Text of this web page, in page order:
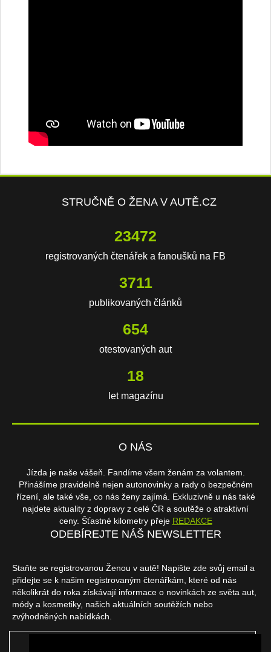
STRUČNĚ O ŽENA V AUTĚ.CZ
23472
registrovaných čtenářek a fanoušků na FB
3711
publikovaných článků
654
otestovaných aut
18
let magazínu
O NÁS
Jízda je naše vášeň. Fandíme všem ženám za volantem.
Přinášíme pravidelně nejen autonovinky a rady o bezpečném
řízení, ale také vše, co nás ženy zajímá. Exkluzivně u nás také
najdete aktuality z dopravy z celé ČR a soutěže o atraktivní
ceny. Šťastné kilometry přeje REDAKCE
ODEBÍREJTE NÁŠ NEWSLETTER
Staňte se registrovanou Ženou v autě! Napište zde svůj email a
přidejte se k našim registrovaným čtenářkám, které od nás
několikrát do roka získávají informace o novinkách ze světa aut,
módy a kosmetiky, našich aktuálních soutěžích nebo
zvýhodněných nabídkách.